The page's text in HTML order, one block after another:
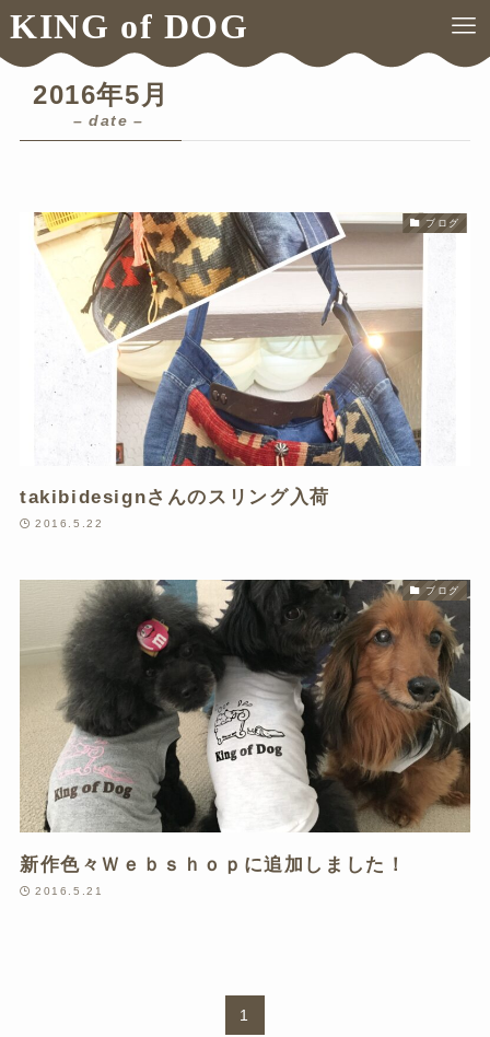
KING of DOG
ホーム 2016年 5月
2016年5月
– date –
ブログ
takibidesignさんのスリング入荷
2016.5.22
ブログ
新作色々Ｗｅｂｓｈｏｐに追加しました！
2016.5.21
1